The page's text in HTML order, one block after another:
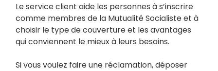
Le service client aide les personnes à s’inscrire
comme membres de la Mutualité Socialiste et à
choisir le type de couverture et les avantages
qui conviennent le mieux à leurs besoins.
Si vous voulez faire une réclamation, déposer